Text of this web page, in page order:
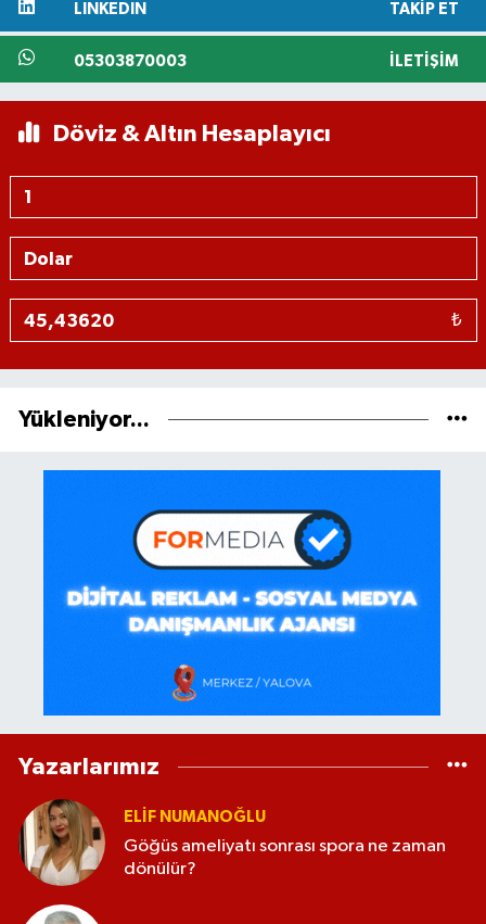
LINKEDIN TAKIP ET
05303870003 İLETIŞIM
Döviz & Altın Hesaplayıcı
₺
Yükleniyor...
Yazarlarımız
ELİF NUMANOĞLU
Göğüs ameliyatı sonrası spora ne zaman
dönülür?